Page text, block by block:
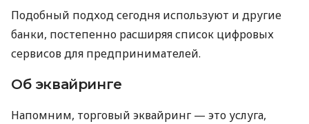
Подобный подход сегодня используют и другие
банки, постепенно расширяя список цифровых
сервисов для предпринимателей.
Об эквайринге
Напомним, торговый эквайринг — это услуга,